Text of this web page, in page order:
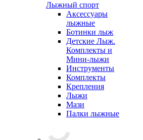
Лыжный спорт
Аксессуары
лыжные
Ботинки лыж
Детские Лыж.
Комплекты и
Мини-лыжи
Инструменты
Комплекты
Крепления
Лыжи
Мази
Палки лыжные